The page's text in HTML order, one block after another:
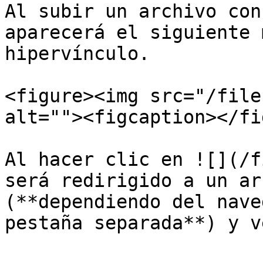
Al subir un archivo
aparecerá el siguiente
hipervínculo.
<figure><img src="/files/
alt=""><figcaption></
Al hacer clic en ![](/
será redirigido a un
(**dependiendo del
pestaña separada**) y